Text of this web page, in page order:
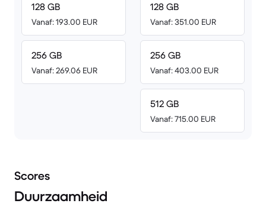
128 GB
Vanaf: 193.00 EUR
256 GB
Vanaf: 269.06 EUR
128 GB
Vanaf: 351.00 EUR
256 GB
Vanaf: 403.00 EUR
512 GB
Vanaf: 715.00 EUR
Scores
Duurzaamheid